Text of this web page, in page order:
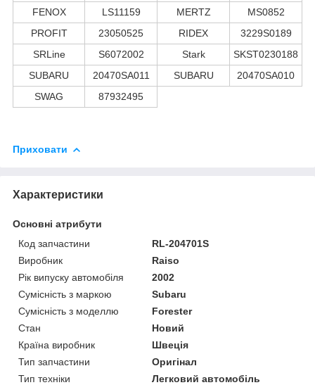
FENOX LS11159 MERTZ
MS0852
PROFIT
23050525 RIDEX
3229S0189
SRLine
S6072002 Stark
SKST0230188
SUBARU
20470SA011 SUBARU
20470SA010
SWAG
87932495
Приховати
Характеристики
Основні атрибути
Код запчастини
RL-204701S
Виробник
Raiso
Рік випуску автомобіля
2002
Сумісність з маркою
Subaru
Сумісність з моделлю
Forester
Стан
Новий
Країна виробник
Швеція
Тип запчастини
Оригінал
Тип техніки
Легковий автомобіль